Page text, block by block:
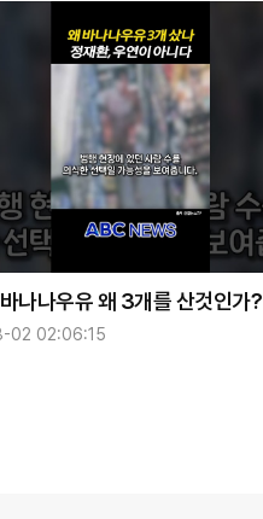
나나우유 왜 3개를 산것인가?
02 02:06:15